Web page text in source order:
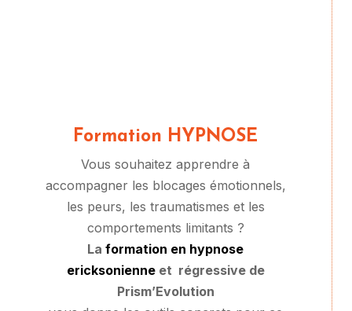
Formation HYPNOSE
Vous souhaitez apprendre à
accompagner les blocages émotionnels,
les peurs, les traumatismes et les
comportements limitants ?
La formation en hypnose
ericksonienneet régressive de
Prism’Evolution